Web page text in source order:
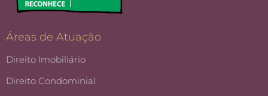
Áreas de Atuação
Direito Imobiliário
Direito Condominial